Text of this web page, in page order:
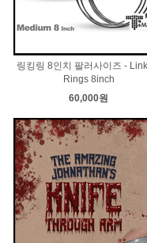
링킹링 8인치 팔러사이즈 -
Rings 8inch
60,000원